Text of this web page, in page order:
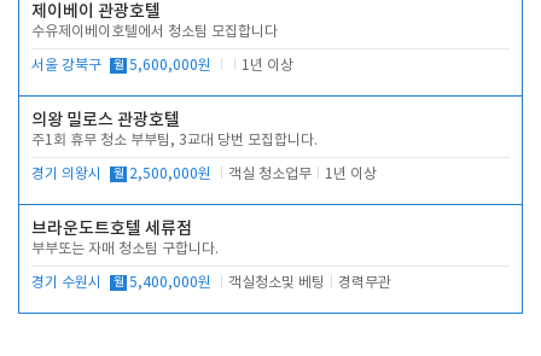
제이베이 관광호텔
수유제이베이호텔에서 청소팀 모집합니다
서울 강북구 월 5,600,000원 1년 이상
의왕 밀로스 관광호텔
주1회 휴무 청소 부부팀, 3교대 당번 모집합니다.
경기 의왕시 월 2,500,000원 객실 청소업무 1년 이상
브라운도트호텔 세류점
부부또는 자매 청소팀 구합니다.
경기 수원시 월 5,400,000원 객실청소및 베팅 경력무관